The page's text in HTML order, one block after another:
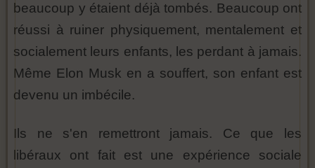
beaucoup y étaient déjà tombés. Beaucoup ont
réussi à ruiner physiquement, mentalement et
socialement leurs enfants, les perdant à jamais.
Même Elon Musk en a souffert, son enfant est
devenu un imbécile.
Ils ne s'en remettront jamais. Ce que les
libéraux ont fait est une expérience sociale